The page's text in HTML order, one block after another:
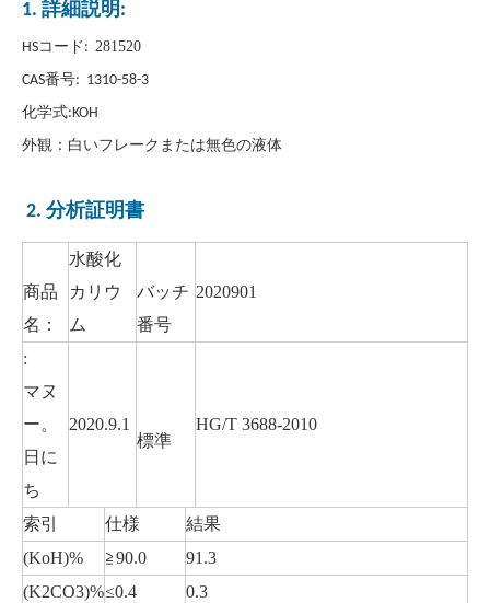
1. 詳細説明:
HSコード: 281520
CAS番号: 1310-58-3
化学式:KOH
外観：白いフレークまたは無色の液体
2. 分析証明書
商品
名：
水酸化
カリウ
ム
バッチ
番号
2020901
:
マヌ
ー。
日に
ち
2020.9.1
標準
HG/T 3688-2010
索引 仕様
結果
(KoH)%
≧90.0
91.3
(K2CO3)%≤0.4
0.3